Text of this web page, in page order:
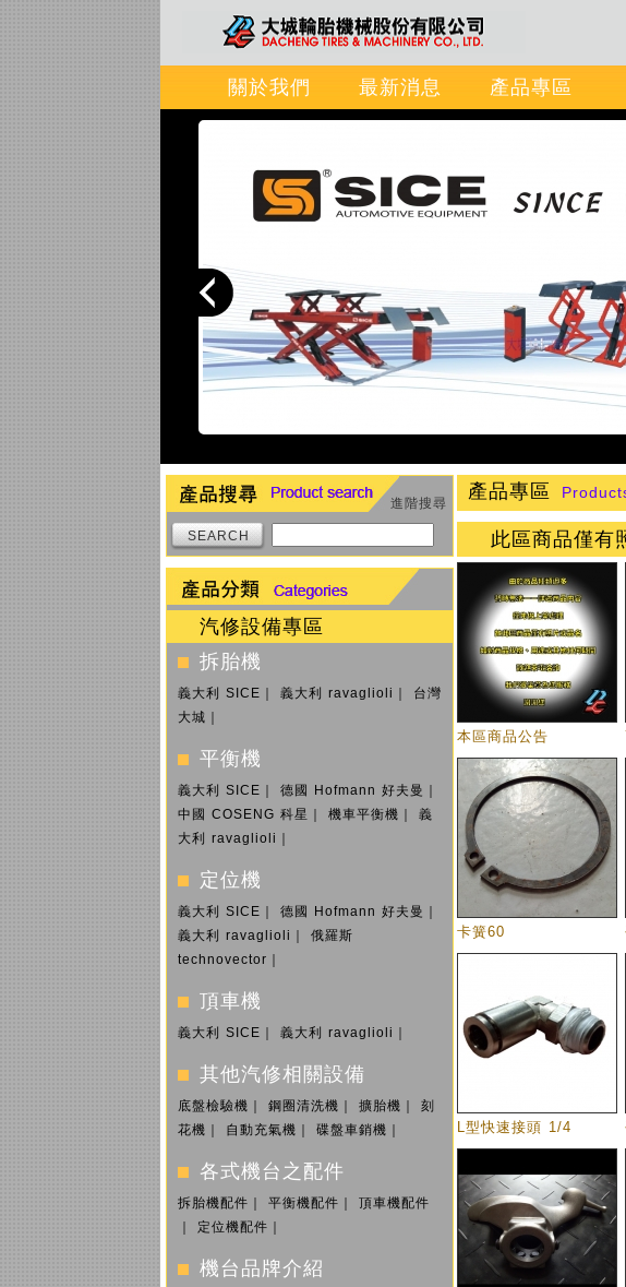
關於我們 最新消息 產品專區
進階搜尋
SEARCH
汽修設備專區
拆胎機
義大利 SICE 義大利 ravaglioli
台灣
大城
平衡機
義大利 SICE 德國 Hofmann 好夫曼
中國 COSENG 科星
機車平衡機
義
大利 ravaglioli
定位機
義大利 SICE 德國 Hofmann 好夫曼
義大利 ravaglioli
俄羅斯
technovector
頂車機
義大利 SICE 義大利 ravaglioli
其他汽修相關設備
底盤檢驗機 鋼圈清洗機 擴胎機
刻
花機
自動充氣機 碟盤車銷機
各式機台之配件
拆胎機配件 平衡機配件
頂車機配件
定位機配件
機台品牌介紹
產品專區
此區商品僅有
本區商品公告
卡簧60
L型快速接頭 1/4